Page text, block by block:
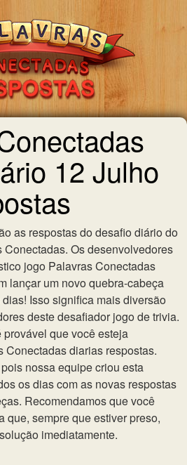
12 Julho
as respostas do desafio diário do
Conectadas. Os desenvolvedores
jogo Palavras Conectadas
lançar um novo quebra-cabeça
Isso significa mais diversão
deste desafiador jogo de trivia.
que você esteja
Conectadas diarias respostas.
nossa equipe criou esta
os dias com as novas respostas
Recomendamos que você
que, sempre que estiver preso,
imediatamente.